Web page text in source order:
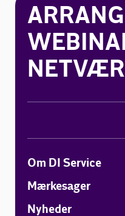
Om DI Service
Mærkesager
Nyheder